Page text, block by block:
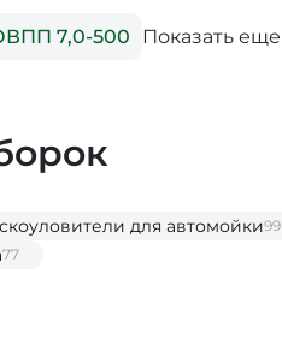
7,0-500 Показать еще
для автомойки99
77